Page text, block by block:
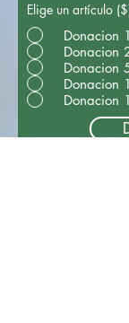
Elige un artículo
Donacion
Donacion
Donacion
Donacion
Donacion